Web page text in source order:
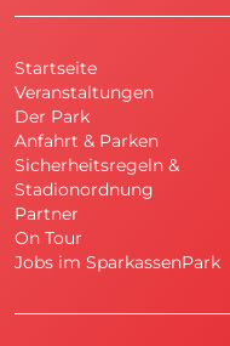
Startseite
Veranstaltungen
Der Park
Anfahrt & Parken
Sicherheitsregeln &
Stadionordnung
Partner
On Tour
Jobs im SparkassenPark